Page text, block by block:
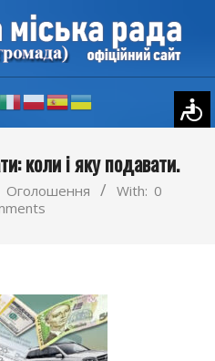
коли і яку подавати.
Оголошення With: 0